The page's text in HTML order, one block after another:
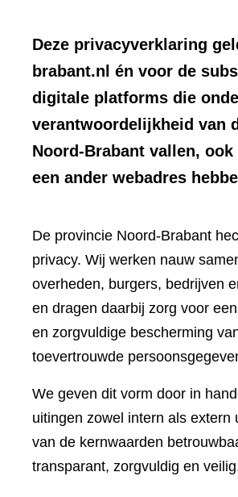
Deze privacyverklaring
brabant.nl én voor de
digitale platforms die
verantwoordelijkheid van
Noord-Brabant vallen, ook
een ander webadres
De provincie Noord-Brabant
privacy. Wij werken nauw
overheden, burgers, bedrijven
en dragen daarbij zorg voor
en zorgvuldige bescherming
toevertrouwde
We geven dit vorm door in
uitingen zowel intern als extern
van de kernwaarden
transparant, zorgvuldig en